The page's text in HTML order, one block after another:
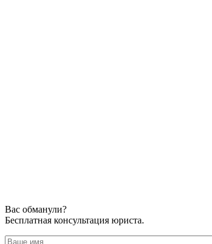
Вас обманули?
Бесплатная консультация юриста.